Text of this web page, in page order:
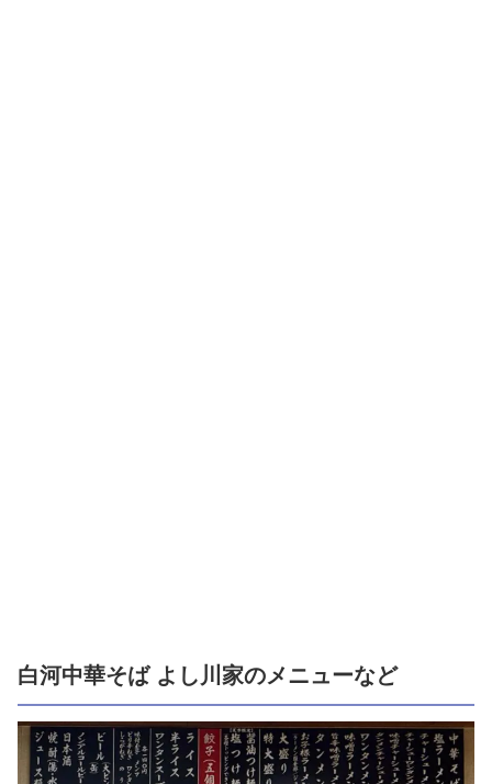
白河中華そば よし川家のメニューなど